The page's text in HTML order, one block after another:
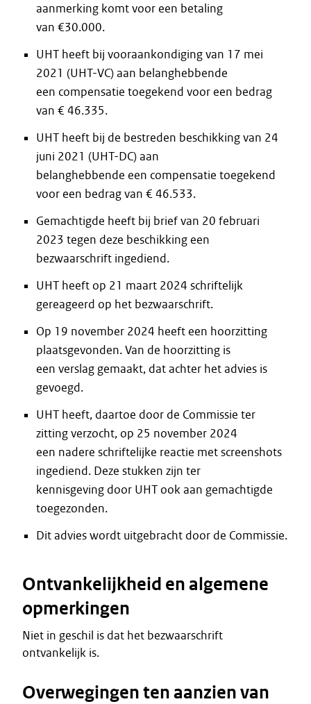
aanmerking komt voor een betaling
van €30.000.
UHT heeft bij vooraankondiging van 17 mei
2021 (UHT-VC) aan belanghebbende
een compensatie toegekend voor een bedrag
van € 46.335.
UHT heeft bij de bestreden beschikking van 24
juni 2021 (UHT-DC) aan
belanghebbende een compensatie toegekend
voor een bedrag van € 46.533.
Gemachtigde heeft bij brief van 20 februari
2023 tegen deze beschikking een
bezwaarschrift ingediend.
UHT heeft op 21 maart 2024 schriftelijk
gereageerd op het bezwaarschrift.
Op 19 november 2024 heeft een hoorzitting
plaatsgevonden. Van de hoorzitting is
een verslag gemaakt, dat achter het advies is
gevoegd.
UHT heeft, daartoe door de Commissie ter
zitting verzocht, op 25 november 2024
een nadere schriftelijke reactie met screenshots
ingediend. Deze stukken zijn ter
kennisgeving door UHT ook aan gemachtigde
toegezonden.
Dit advies wordt uitgebracht door de Commissie.
Ontvankelijkheid en algemene
opmerkingen
Niet in geschil is dat het bezwaarschrift
ontvankelijk is.
Overwegingen ten aanzien van